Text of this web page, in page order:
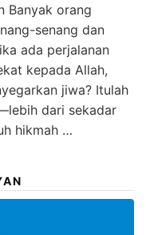
Banyak orang
senang dan
ada perjalanan
kepada Allah,
jiwa? Itulah
dari sekadar
hikmah …